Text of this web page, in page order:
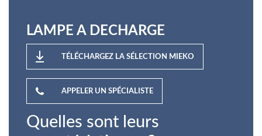
LAMPE A DECHARGE
TÉLÉCHARGEZ LA SÉLECTION MIEKO
APPELER UN SPÉCIALISTE
Quelles sont leurs